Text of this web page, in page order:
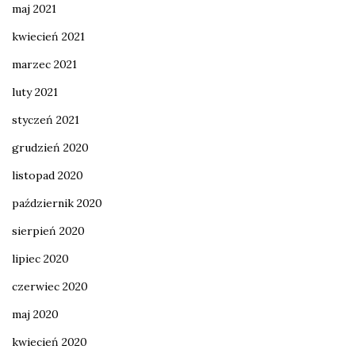
maj 2021
kwiecień 2021
marzec 2021
luty 2021
styczeń 2021
grudzień 2020
listopad 2020
październik 2020
sierpień 2020
lipiec 2020
czerwiec 2020
maj 2020
kwiecień 2020